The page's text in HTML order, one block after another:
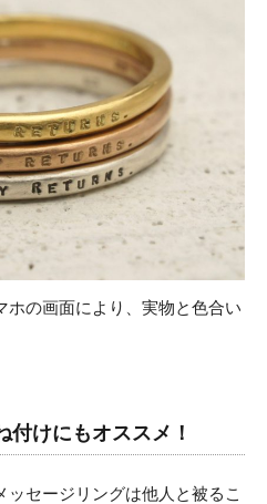
の画面により、実物と色合い
付けにもオススメ！
セージリングは他人と被るこ